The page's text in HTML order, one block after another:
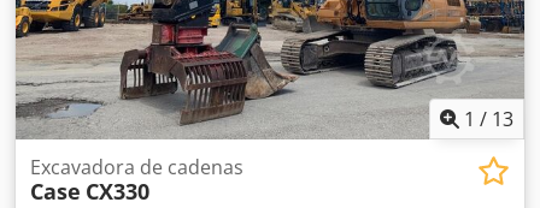
1 / 13
Excavadora de cadenas
Case CX330